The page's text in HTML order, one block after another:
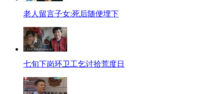
老人留言子女:死后随便埋下
七旬下岗环卫工乞讨拾荒度日